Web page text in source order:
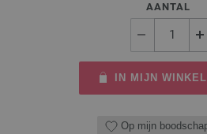
AANTAL
IN MIJN
Op mijn